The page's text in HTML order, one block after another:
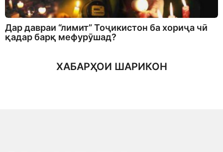
Дар давраи “лимит” Тоҷикистон ба хориҷа чӣ
қадар барқ мефурӯшад?
ХАБАРҲОИ ШАРИКОН